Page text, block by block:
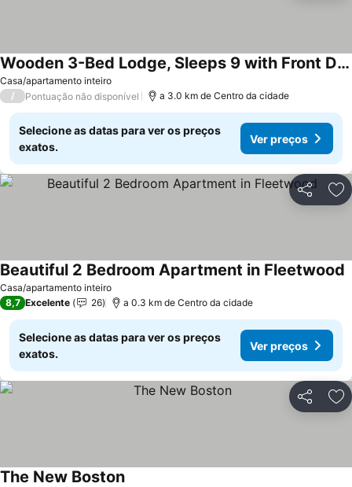
Casa/apartamento inteiro
Wooden 3-Bed Lodge, Sleeps 9 with Front Decking
/ Pontuação não disponível a 3.0 km de Centro da cidade
Selecione as datas para ver os preços
exatos.
Ver preços
Partilhar
Casa/apartamento inteiro
Beautiful 2 Bedroom Apartment in Fleetwood
8,7 Excelente 26 a 0.3 km de Centro da cidade
Selecione as datas para ver os preços
exatos.
Ver preços
Partilhar
The New Boston